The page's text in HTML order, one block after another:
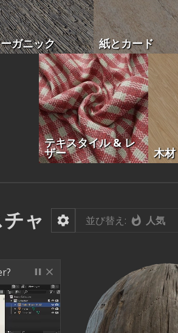
ガニック 紙とカード
テキスタイル & レ
ザー 木材
ャ 並び替え: 人気